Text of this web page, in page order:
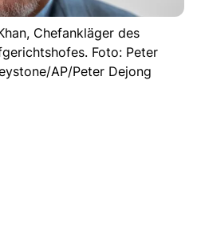
Chefankläger des
Foto: Peter
AP/Peter Dejong